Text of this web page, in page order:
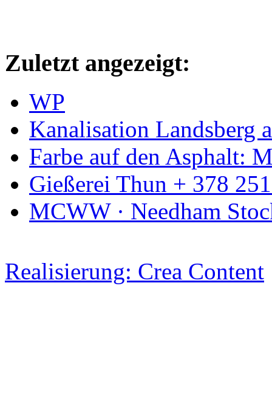
Zuletzt angezeigt:
WP
Kanalisation Landsberg
Farbe auf den Asphalt:
Gießerei Thun + 378
MCWW · Needham
Realisierung: Crea Content